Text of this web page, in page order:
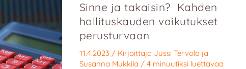
Sinne ja takaisin? Kahden
hallituskauden vaikutukset
perusturvaan
11.4.2023 / Kirjoittaja Jussi Tervola ja
Susanna Mukkila / 4 minuutiksi luettavaa